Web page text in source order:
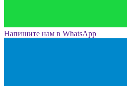
Напишите нам в WhatsApp